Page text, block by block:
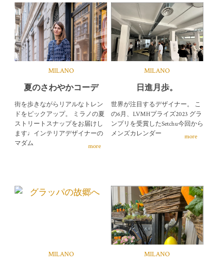
MILANO
夏のさわやかコーデ
街を歩きながらリアルなトレン
ドをピックアップ。 ミラノの夏
ストリートスナップをお届けし
ます♩インテリアデザイナーの
マダム
more
MILANO
日進月歩。
世界が注目するデザイナー。 こ
の6月、LVMHプライズ2023 グラ
ンプリを受賞したSetchu今回から
メンズカレンダー
more
MILANO MILANO